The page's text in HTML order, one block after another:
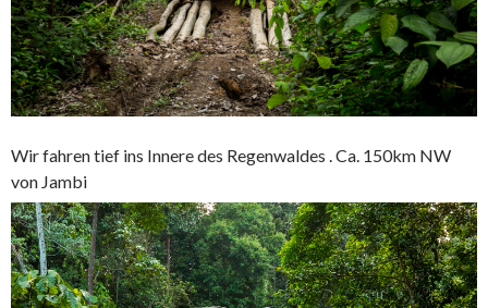
Wir fahren tief ins Innere des Regenwaldes . Ca. 150km NW
von Jambi